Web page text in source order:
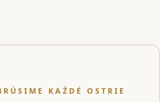
KAŽDÉ OSTRIE